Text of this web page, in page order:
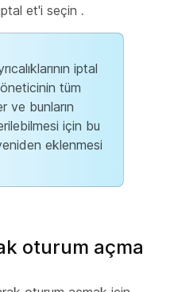
et'i seçin .
iptal
tüm
ve bunların
için bu
eklenmesi
oturum açma